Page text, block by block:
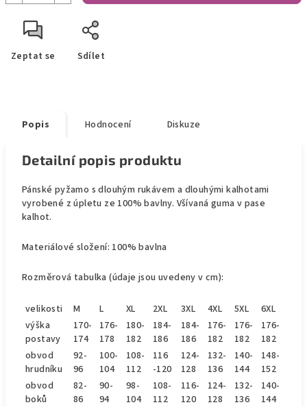
Zeptat se Sdílet
Popis Hodnocení Diskuze
Detailní popis produktu
Pánské pyžamo s dlouhým rukávem a dlouhými kalhotami
vyrobené z úpletu ze 100% bavlny. Všívaná guma v pase
kalhot.
Materiálové složení: 100% bavlna
Rozměrová tabulka (údaje jsou uvedeny v cm):
velikosti M L XL 2XL 3XL 4XL 5XL
6XL
výška
postavy
170-
174
176-
178
180-
182
184-
186
184-
186
176-
182
176-
182
176-
182
obvod
hrudníku
92-
96
100-
104
108-
112
116
-120
124-
128
132-
136
140-
144
148-
152
obvod
boků
82-
86
90-
94
98-
104
108-
112
116-
120
124-
128
132-
136
140-
144